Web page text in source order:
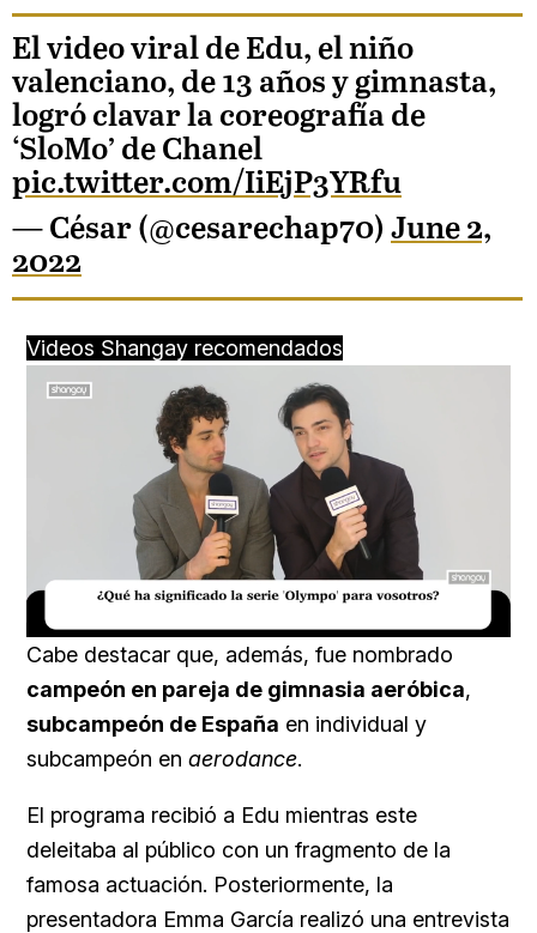
El video viral de Edu, el niño
valenciano, de 13 años y gimnasta,
logró clavar la coreografía de
‘SloMo’ de Chanel
pic.twitter.com/IiEjP3YRfu
— César (@cesarechap70) June 2,
2022
Videos Shangay recomendados
16.54%
Cabe destacar que, además, fue nombrado
campeón en pareja de gimnasia aeróbica,
subcampeón de España en individual y
subcampeón en aerodance.
El programa recibió a Edu mientras este
deleitaba al público con un fragmento de la
famosa actuación. Posteriormente, la
presentadora Emma García realizó una entrevista